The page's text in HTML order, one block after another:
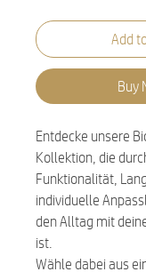
Add
Buy
Entdecke unsere
Kollektion, die
Funktionalität,
individuelle
den Alltag mit
ist.
Wähle dabei aus